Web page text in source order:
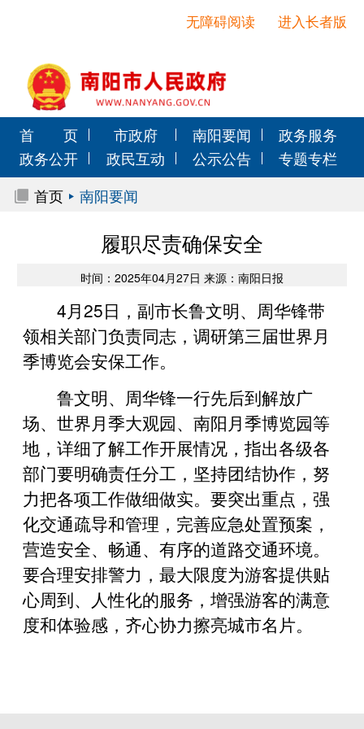
进入长者版
无障碍阅读
首 页 市政府 南阳要闻
政务服务
政务公开
政民互动 公示公告
专题专栏
首页
南阳要闻
履职尽责确保安全
时间：2025年04月27日 来源：南阳日报
4月25日，副市长鲁文明、周华锋带
领相关部门负责同志，调研第三届世界月
季博览会安保工作。
鲁文明、周华锋一行先后到解放广
场、世界月季大观园、南阳月季博览园等
地，详细了解工作开展情况，指出各级各
部门要明确责任分工，坚持团结协作，努
力把各项工作做细做实。要突出重点，强
化交通疏导和管理，完善应急处置预案，
营造安全、畅通、有序的道路交通环境。
要合理安排警力，最大限度为游客提供贴
心周到、人性化的服务，增强游客的满意
度和体验感，齐心协力擦亮城市名片。